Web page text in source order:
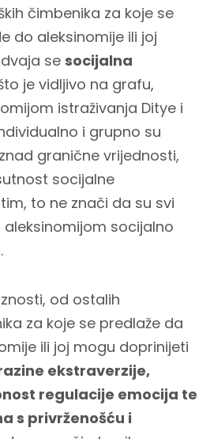
čimbenika za koje se
do aleksinomije ili joj
se socijalna
je vidljivo na grafu,
istraživanja Ditye i
i grupno su
granične vrijednosti,
socijalne
to ne znači da su svi
socijalno
od ostalih
za koje se predlaže da
ili joj mogu doprinijeti
ekstraverzije,
regulacije emocija te
s privrženošću i